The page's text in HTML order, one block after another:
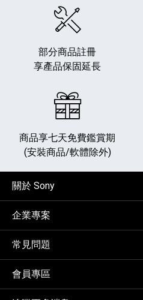
部分商品註冊
享產品保固延長
商品享七天免費鑑賞期
(安裝商品/軟體除外)
關於 Sony
企業專案
常見問題
會員專區